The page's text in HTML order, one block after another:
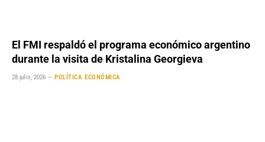
El FMI respaldó el programa económico argentino
durante la visita de Kristalina Georgieva
28 julio, 2026 POLÍTICA ECONÓMICA